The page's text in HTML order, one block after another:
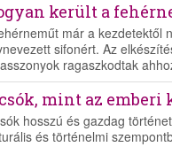
került a
már a kezdetektől
sifonért. Az
ragaszkodtak
mint az
hosszú és gazdag
és történelmi